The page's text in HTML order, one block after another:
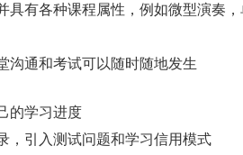
有各种课程属性，例如微型演奏
沟通和考试可以随时随地发生
的学习进度
，引入测试问题和学习信用模式